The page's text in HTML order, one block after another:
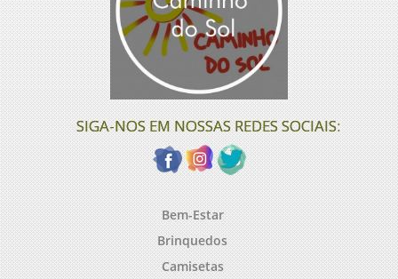
SIGA-NOS EM NOSSAS REDES SOCIAIS:
Bem-Estar
Brinquedos
Camisetas